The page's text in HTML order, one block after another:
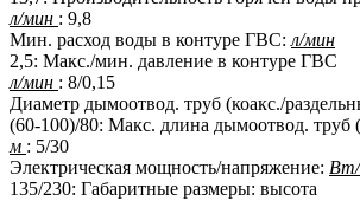
л/мин : 9,8
Мин. расход воды в контуре ГВС: л/мин
2,5: Макс./мин. давление в контуре ГВС
л/мин : 8/0,15
Диаметр дымоотвод. труб (коакс./
(60-100)/80: Макс. длина дымоотвод. труб
м : 5/30
Электрическая мощность/напряжение:
135/230: Габаритные размеры: высота